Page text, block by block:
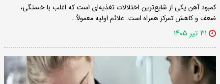
کمبود آهن یکی از شایع‌ترین اختلالات تغذیه‌ای است که اغلب با خستگی،
ضعف و کاهش تمرکز همراه است. علائم اولیه معمولاً…
۳۱ تیر ۱۴۰۵